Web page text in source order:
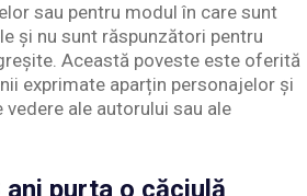
sau pentru modul în care sunt
și nu sunt răspunzători pentru
Această poveste este oferită
exprimate aparțin personajelor și
ale autorului sau ale
ani purta o căciulă